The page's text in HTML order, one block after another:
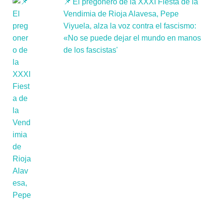
📌'El pregonero de la XXXI Fiesta de la
Vendimia de Rioja Alavesa, Pepe
Viyuela, alza la voz contra el fascismo:
«No se puede dejar el mundo en manos
de los fascistas'